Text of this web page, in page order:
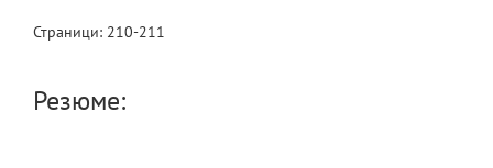
Страници: 210-211
Резюме: